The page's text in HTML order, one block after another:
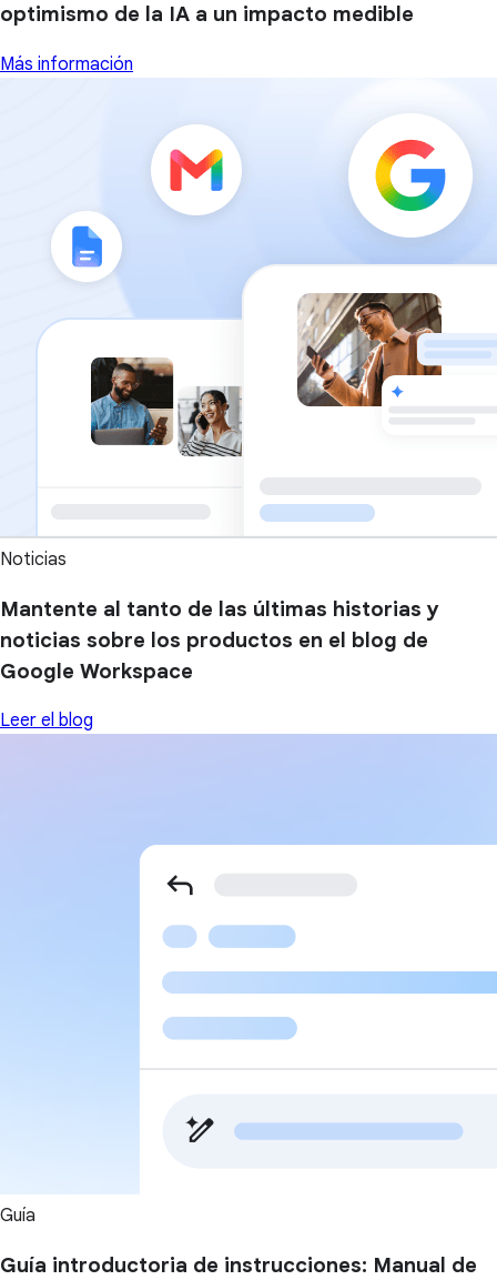
optimismo de la IA a un impacto medible
Más información
Noticias
Mantente al tanto de las últimas historias y
noticias sobre los productos en el blog de
Google Workspace
Leer el blog
Guía
Guía introductoria de instrucciones: Manual de